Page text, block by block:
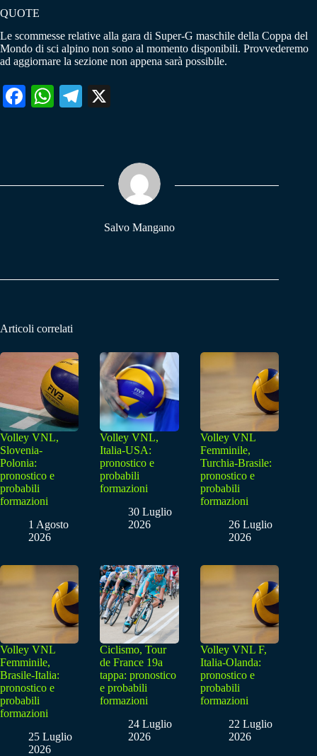
QUOTE
Le scommesse relative alla gara di Super-G maschile della Coppa del
Mondo di sci alpino non sono al momento disponibili. Provvederemo
ad aggiornare la sezione non appena sarà possibile.
Fa W
pp
Te
m
Salvo Mangano
Articoli correlati
Volley VNL,
Slovenia-
Polonia:
pronostico e
probabili
formazioni
1 Agosto
2026
Volley VNL,
Italia-USA:
pronostico e
probabili
formazioni
30 Luglio
2026
Volley VNL
Femminile,
Turchia-Brasile:
pronostico e
probabili
formazioni
26 Luglio
2026
Volley VNL
Femminile,
Brasile-Italia:
pronostico e
probabili
formazioni
25 Luglio
2026
Ciclismo, Tour
de France 19a
tappa: pronostico
e probabili
formazioni
24 Luglio
2026
Volley VNL F,
Italia-Olanda:
pronostico e
probabili
formazioni
22 Luglio
2026